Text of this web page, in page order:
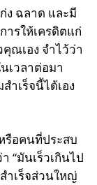
ง ฉลาด และมี
รให้เครดิตแก่
ณเอง จำไว้ว่า
เวลาต่อมา
เร็จนี้ได้เอง
รือคนที่ประสบ
“มันเร็วเกินไป
ำเร็จส่วนใหญ่